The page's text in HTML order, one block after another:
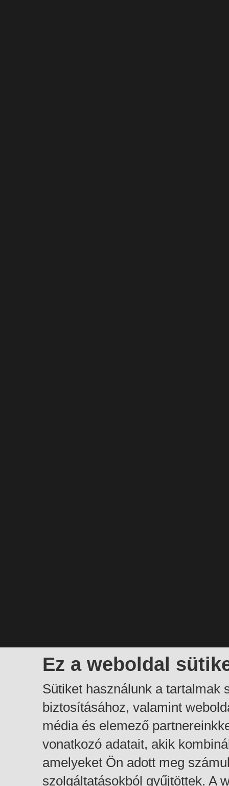
Ez a weboldal
Sütiket használunk a tartalmak
biztosításához, valamint
média és elemező
vonatkozó adatait, akik
amelyeket Ön adott meg
szolgáltatásokból gyűjtöttek. A